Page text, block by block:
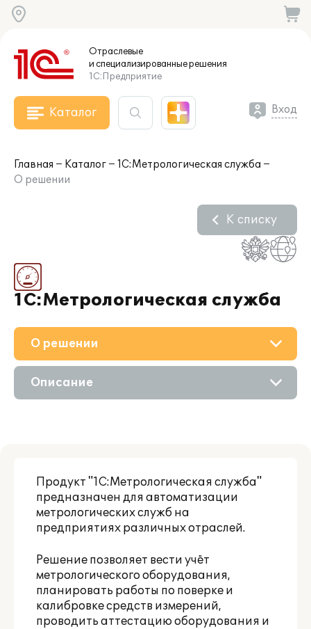
Отраслевые
и специализированныерешения
1С:Предприятие
Каталог Вход
Главная Каталог
1С:Метрологическая служба
О решении
1С:Метрологическая служба
К списку
О решении
Приобретение
Партнерам
Описание
Продукт "1С:Метрологическая служба"
предназначен для автоматизации
метрологических служб на
предприятиях различных отраслей.
Решение позволяет вести учёт
метрологического оборудования,
планировать работы по поверке и
калибровке средств измерений,
проводить аттестацию оборудования и